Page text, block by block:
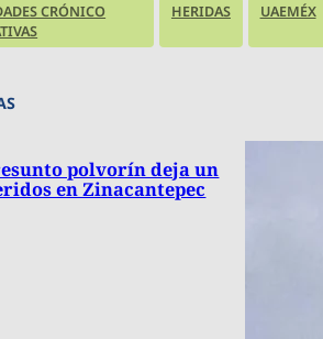
CRÓNICO
HERIDAS UAEMÉX
polvorín deja un
en Zinacantepec